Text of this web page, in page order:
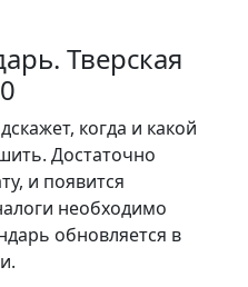
Тверская
когда и какой
Достаточно
и появится
необходимо
обновляется в